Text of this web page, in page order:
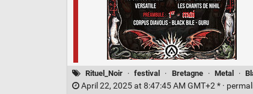
Rituel_Noir · festival · Bretagne · Metal ·
April 22, 2025 at 8:47:45 AM GMT+2 * ·